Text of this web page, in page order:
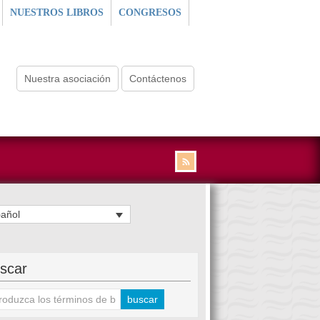
NUESTROS LIBROS CONGRESOS
Nuestra asociación Contáctenos